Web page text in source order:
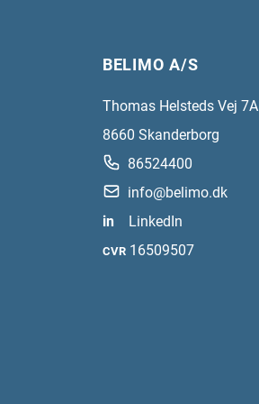
BELIMO A/S
Thomas Helsteds Vej 7A
8660 Skanderborg
86524400
info@belimo.dk
in
LinkedIn
CVR 16509507